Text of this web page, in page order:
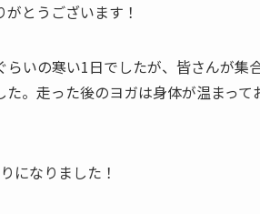
とうございます！
いの寒い1日でしたが、皆さんが集
。走った後のヨガは身体が温まって
になりました！